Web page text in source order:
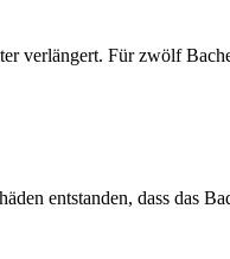
verlängert. Für zwölf
entstanden, dass das